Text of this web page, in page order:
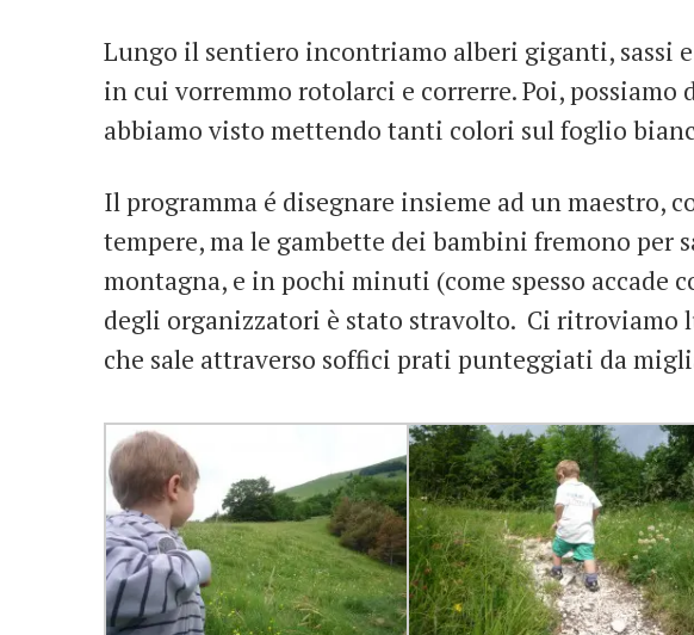
Lungo il sentiero incontriamo alberi giganti, sassi
in cui vorremmo rotolarci e correrre. Poi, possiamo
abbiamo visto mettendo tanti colori sul foglio
Il programma é disegnare insieme ad un maestro,
tempere, ma le gambette dei bambini fremono per
montagna, e in pochi minuti (come spesso accade
degli organizzatori è stato stravolto. Ci ritroviamo
che sale attraverso soffici prati punteggiati da